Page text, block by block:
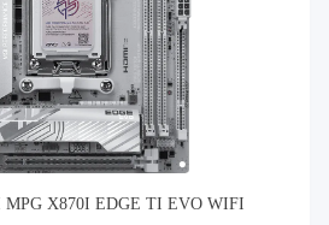
MPG X870I EDGE TI EVO WIFI